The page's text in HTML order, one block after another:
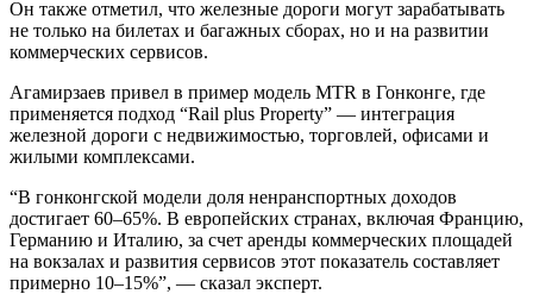
Он также отметил, что железные дороги могут зарабатывать
не только на билетах и багажных сборах, но и на развитии
коммерческих сервисов.
Агамирзаев привел в пример модель MTR в Гонконге, где
применяется подход “Rail plus Property” — интеграция
железной дороги с недвижимостью, торговлей, офисами и
жилыми комплексами.
“В гонконгской модели доля ненранспортных доходов
достигает 60–65%. В европейских странах, включая Францию,
Германию и Италию, за счет аренды коммерческих площадей
на вокзалах и развития сервисов этот показатель составляет
примерно 10–15%”, — сказал эксперт.